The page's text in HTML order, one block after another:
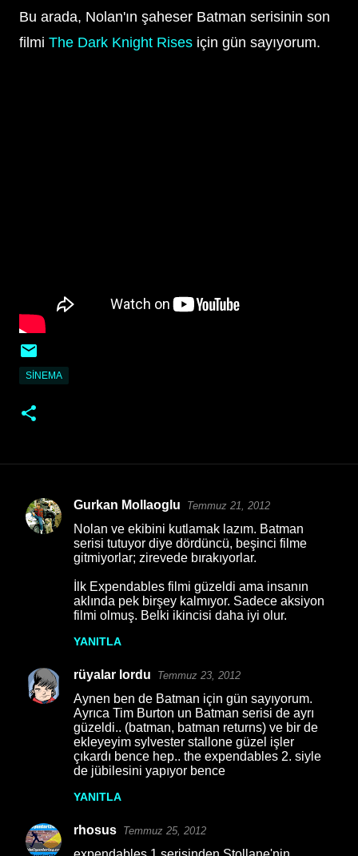
Bu arada, Nolan'ın şaheser Batman serisinin son
filmi The Dark Knight Rises için gün sayıyorum.
SINEMA
Y
r
Gurkan Mollaoglu Temmuz 21, 2012
Nolan ve ekibini kutlamak lazım. Batman
serisi tutuyor diye dördüncü, beşinci filme
gitmiyorlar; zirevede bırakıyorlar.
İlk Expendables filmi güzeldi ama insanın
aklında pek birşey kalmıyor. Sadece aksiyon
filmi olmuş. Belki ikincisi daha iyi olur.
YANITLA
rüyalar lordu Temmuz 23, 2012
Aynen ben de Batman için gün sayıyorum.
Ayrıca Tim Burton un Batman serisi de ayrı
güzeldi.. (batman, batman returns) ve bir de
ekleyeyim sylvester stallone güzel işler
çıkardı bence hep.. the expendables 2. siyle
de jübilesini yapıyor bence
YANITLA
rhosus Temmuz 25, 2012